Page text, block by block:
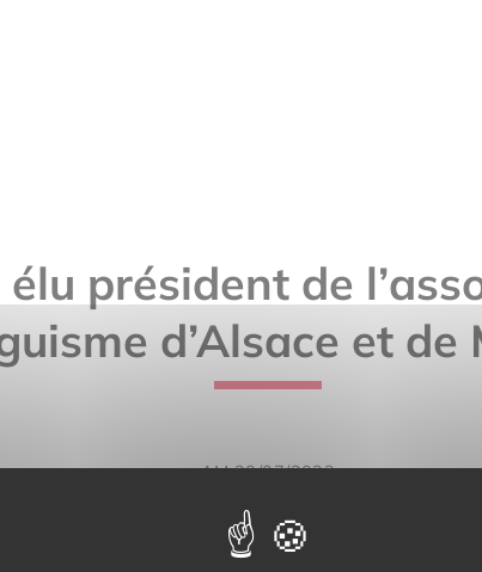
président de
d’Alsace et de
AM 30/07/2023